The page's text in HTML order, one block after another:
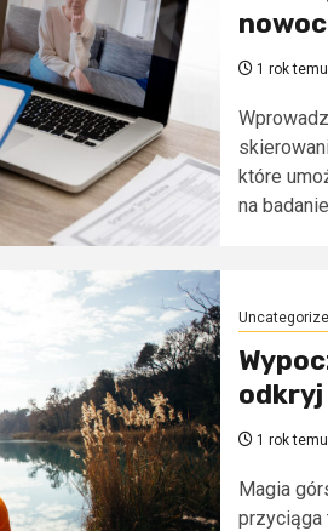
1 rok temu
które
na
odkryj
1 rok temu
Magia
przyciąga